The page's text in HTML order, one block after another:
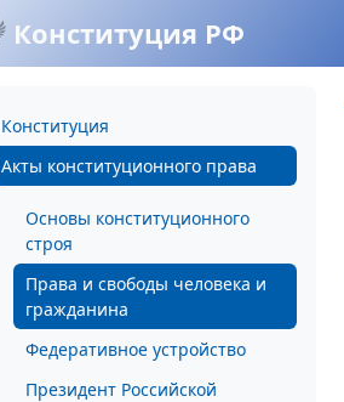
Конституция РФ
Конституция
Акты конституционного права
Основы конституционного
строя
Права и свободы человека и
гражданина
Федеративное устройство
Президент Российской